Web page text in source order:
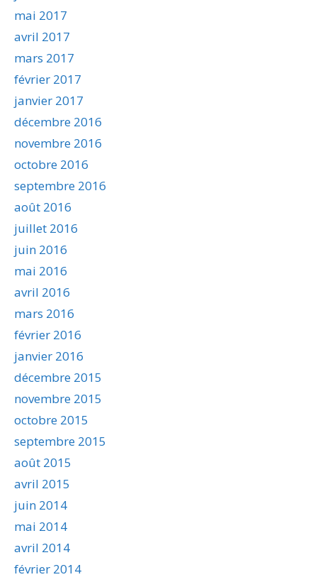
mai 2017
avril 2017
mars 2017
février 2017
janvier 2017
décembre 2016
novembre 2016
octobre 2016
septembre 2016
août 2016
juillet 2016
juin 2016
mai 2016
avril 2016
mars 2016
février 2016
janvier 2016
décembre 2015
novembre 2015
octobre 2015
septembre 2015
août 2015
avril 2015
juin 2014
mai 2014
avril 2014
février 2014